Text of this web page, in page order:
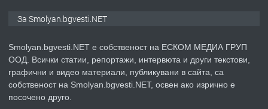
преди 2 години
ПРЕДЛАГА КЪЩА В МАРОНЯ
За Smolyan.bgvesti.NET
Smolyan.bgvesti.NET е собственост на ЕСКОМ МЕДИА ГРУП
ООД. Всички статии, репортажи, интервюта и други текстови,
графични и видео материали, публикувани в сайта, са
собственост на Smolyan.bgvesti.NET, освен ако изрично е
посочено друго.